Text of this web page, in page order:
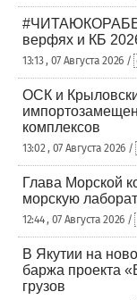
#ЧИТАЮКОРАБЕЛ
верфях и КБ
13:13 , 07 Августа 2026 /
ОСК и
комплексов
13:02 , 07 Августа 2026 /
Глава Морской
морскую
12:44 , 07 Августа 2026 /
В Якутии на
баржа проекта
грузов